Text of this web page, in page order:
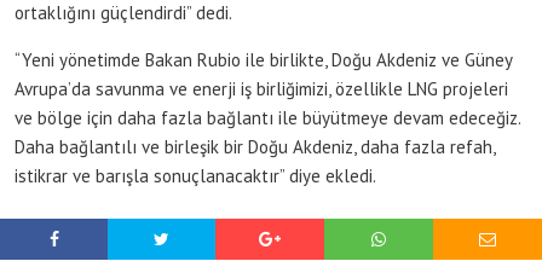
ortaklığını güçlendirdi” dedi.
“Yeni yönetimde Bakan Rubio ile birlikte, Doğu Akdeniz ve Güney
Avrupa’da savunma ve enerji iş birliğimizi, özellikle LNG projeleri
ve bölge için daha fazla bağlantı ile büyütmeye devam edeceğiz.
Daha bağlantılı ve birleşik bir Doğu Akdeniz, daha fazla refah,
istikrar ve barışla sonuçlanacaktır” diye ekledi.